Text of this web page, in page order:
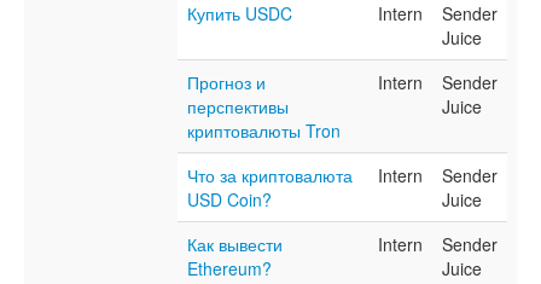
Купить USDC Intern
Sender
Juice
Прогноз и
перспективы
криптовалюты Tron
Intern
Sender
Juice
Что за криптовалюта
USD Coin?
Intern
Sender
Juice
Как вывести
Ethereum?
Intern
Sender
Juice